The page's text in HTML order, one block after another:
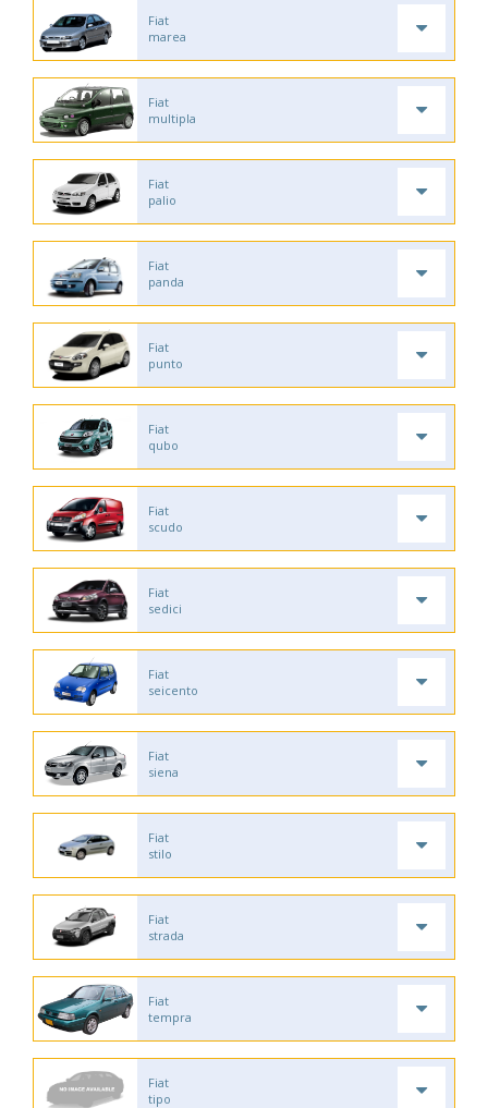
Fiat
marea
Fiat
multipla
Fiat
palio
Fiat
panda
Fiat
punto
Fiat
qubo
Fiat
scudo
Fiat
sedici
Fiat
seicento
Fiat
siena
Fiat
stilo
Fiat
strada
Fiat
tempra
Fiat
tipo